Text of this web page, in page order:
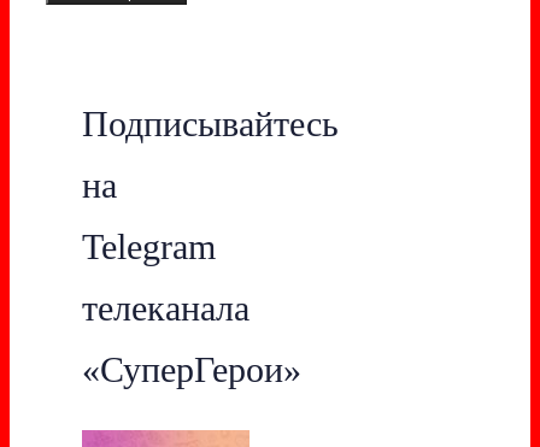
Подписывайтесь
на
Telegram
телеканала
«СуперГерои»